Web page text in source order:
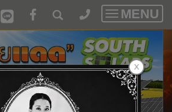
Toggle
MENU